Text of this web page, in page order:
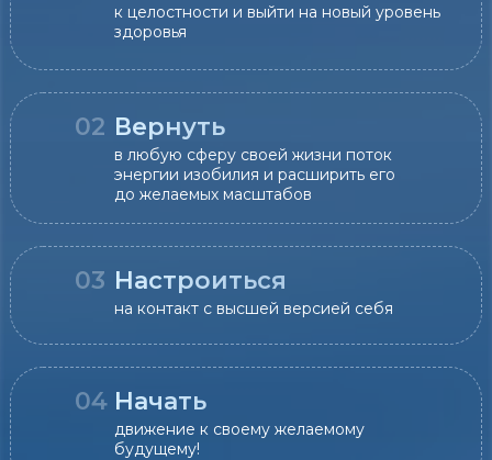
04
03
02
движение к своему желаемому
будущему!
на контакт с высшей версией себя
в любую сферу своей жизни поток
энергии изобилия и расширить его
до желаемых масштабов
к целостности и выйти на новый уровень
здоровья
Начать
Настроиться
Вернуть